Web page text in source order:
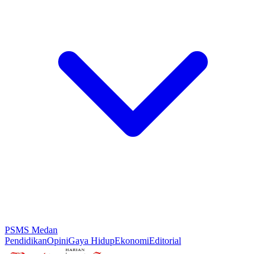
PSMS Medan
PendidikanOpiniGaya HidupEkonomiEditorial